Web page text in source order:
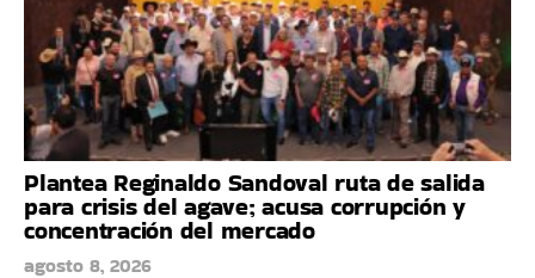
Plantea Reginaldo Sandoval ruta de salida
para crisis del agave; acusa corrupción y
concentración del mercado
agosto 8, 2026